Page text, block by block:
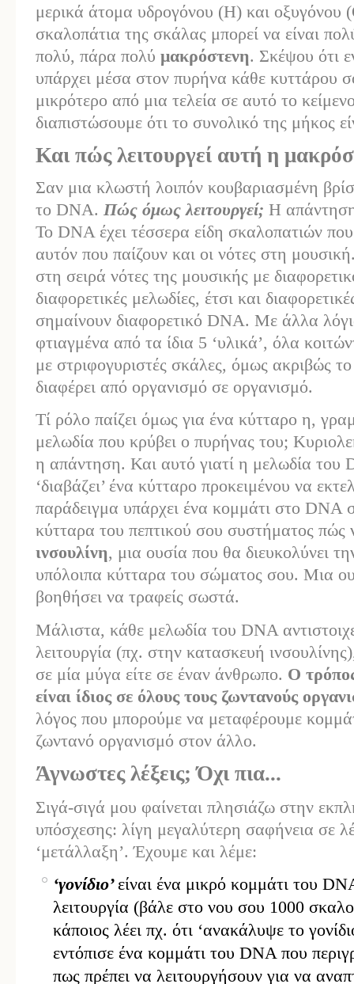
μερικά άτομα υδρογόνου (H) και οξυγόνου
σκαλοπάτια της σκάλας μπορεί να είναι
πολύ, πάρα πολύ μακρόστενη. Σκέψου ότι
υπάρχει μέσα στον πυρήνα κάθε κυττάρου
μικρότερο από μια τελεία σε αυτό το
διαπιστώσουμε ότι το συνολικό της μήκος
Και πώς λειτουργεί αυτή η
Σαν μια κλωστή λοιπόν κουβαριασμένη
το DNA. Πώς όμως λειτουργεί; Η
Το DNA έχει τέσσερα είδη σκαλοπατιών
αυτόν που παίζουν και οι νότες στη
στη σειρά νότες της μουσικής με
διαφορετικές μελωδίες, έτσι και
σημαίνουν διαφορετικό DNA. Με άλλα
φτιαγμένα από τα ίδια 5 ‘υλικά’, όλα
με στριφογυριστές σκάλες, όμως ακριβώς
διαφέρει από οργανισμό σε οργανισμό.
Τί ρόλο παίζει όμως για ένα κύτταρο η,
μελωδία που κρύβει ο πυρήνας του;
η απάντηση. Και αυτό γιατί η μελωδία του
‘διαβάζει’ ένα κύτταρο προκειμένου να
παράδειγμα υπάρχει ένα κομμάτι στο DNA
κύτταρα του πεπτικού σου συστήματος
ινσουλίνη, μια ουσία που θα διευκολύνει
υπόλοιπα κύτταρα του σώματος σου. Μια
βοηθήσει να τραφείς σωστά.
Μάλιστα, κάθε μελωδία του DNA
λειτουργία (πχ. στην κατασκευή
σε μία μύγα είτε σε έναν άνθρωπο. Ο
είναι ίδιος σε όλους τους ζωντανούς
λόγος που μπορούμε να μεταφέρουμε
ζωντανό οργανισμό στον άλλο.
Άγνωστες λέξεις; Όχι πια...
Σιγά-σιγά μου φαίνεται πλησιάζω στην
υπόσχεσης: λίγη μεγαλύτερη σαφήνεια σε
‘μετάλλαξη’. Έχουμε και λέμε:
‘γονίδιο’είναι ένα μικρό κομμάτι του
λειτουργία (βάλε στο νου σου 1000
κάποιος λέει πχ. ότι ‘ανακάλυψε το
εντόπισε ένα κομμάτι του DNA που
πως πρέπει να λειτουργήσουν για να